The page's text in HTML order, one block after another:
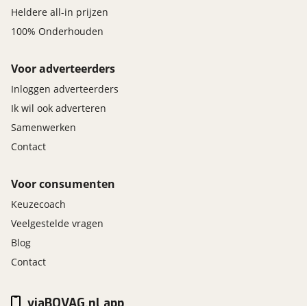
Heldere all-in prijzen
100% Onderhouden
Voor adverteerders
Inloggen adverteerders
Ik wil ook adverteren
Samenwerken
Contact
Voor consumenten
Keuzecoach
Veelgestelde vragen
Blog
Contact